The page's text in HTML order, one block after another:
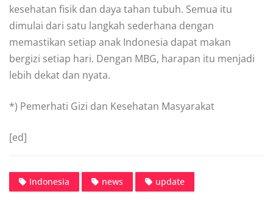
kesehatan fisik dan daya tahan tubuh. Semua itu
dimulai dari satu langkah sederhana dengan
memastikan setiap anak Indonesia dapat makan
bergizi setiap hari. Dengan MBG, harapan itu menjadi
lebih dekat dan nyata.
*) Pemerhati Gizi dan Kesehatan Masyarakat
[ed]
Indonesia news update